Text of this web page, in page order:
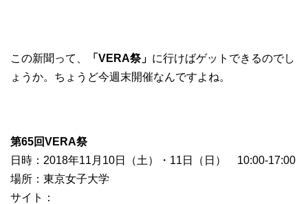
この新聞って、 「VERA祭」 に行けばゲットできるのでし
ょうか。ちょうど今週末開催なんですよね。
第65回VERA祭
日時：2018年11月10日（土）・11日（日） 10:00-17:00
場所：東京女子大学
サイト：